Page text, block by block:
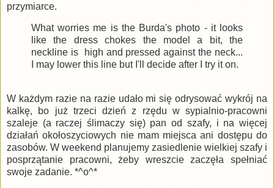
przymiarce.
What worries me is the Burda's photo - it looks
like the dress chokes the model a bit, the
neckline is high and pressed against the neck...
I may lower this line but I'll decide after I try it on.
W każdym razie na razie udało mi się odrysować wykrój na
kalkę, bo już trzeci dzień z rzędu w sypialnio-pracowni
szaleje (a raczej ślimaczy się) pan od szafy, i na więcej
działań okołoszyciowych nie mam miejsca ani dostępu do
zasobów. W weekend planujemy zasiedlenie wielkiej szafy i
posprzątanie pracowni, żeby wreszcie zaczęła spełniać
swoje zadanie. *^o^*